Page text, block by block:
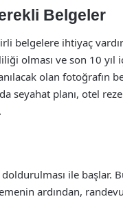
Belgeler
belgelere ihtiyaç
olması ve son 10 yıl
olan fotoğrafın
seyahat planı, otel
ile başlar.
ardından,